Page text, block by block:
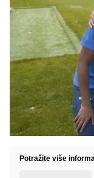
Potražite više